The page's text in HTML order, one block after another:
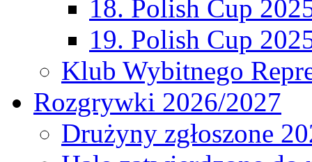
18. Polish Cup
19. Polish Cup
Klub Wybitnego
Rozgrywki 2026/2027
Drużyny zgłoszone